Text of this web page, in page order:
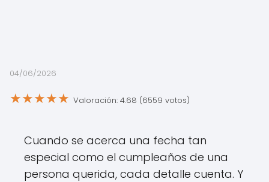
04/06/2026
★★★★★ Valoración: 4.68 (6559 votos)
Cuando se acerca una fecha tan
especial como el cumpleaños de una
persona querida, cada detalle cuenta. Y